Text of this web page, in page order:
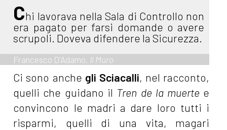
Chi lavorava nella Sala di Controllo non
era pagato per farsi domande o avere
scrupoli. Doveva difendere la Sicurezza.
Francesco D'Adamo, Il Muro
Ci sono anche gli Sciacalli, nel racconto,
quelli che guidano il Tren de la muerte e
convincono le madri a dare loro tutti i
risparmi, quelli di una vita, magari